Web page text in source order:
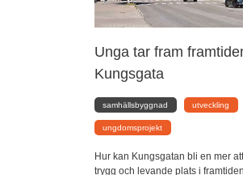
Unga tar fram
Kungsgata
samhällsbyggnad utveckling
ungdomsprojekt
Hur kan Kungsgatan bli en mer
trygg och levande plats i